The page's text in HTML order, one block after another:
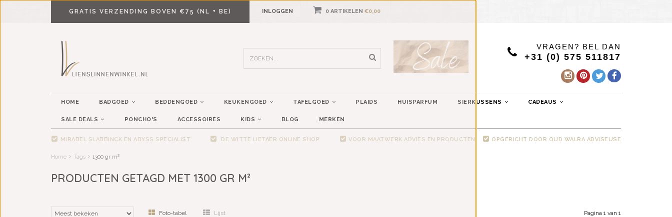
GRATIS VERZENDING BOVEN €75 (NL + BE) INLOGGEN 0 ARTIKELEN €0,00
VRAGEN? BEL DAN
+31 (0) 575 511817
HOME BADGOED BEDDENGOED KEUKENGOED TAFELGOED PLAIDS HUISPARFUM SIERKUSSENS CADEAUS
SALE DEALS PONCHO'S ACCESSOIRES KIDS BLOG MERKEN
MIRABEL SLABBINCK EN ABYSS SPECIALIST DE WITTE LIETAER ONLINE SHOP VOOR MAATWERK ADVIES EN PRODUCTEN OPGERICHT DOOR OUD WALRA ADVISEUSE
Home Tags 1300 gr m²
PRODUCTEN GETAGD MET 1300 GR M²
Foto-tabel Lijst Pagina 1 van 1